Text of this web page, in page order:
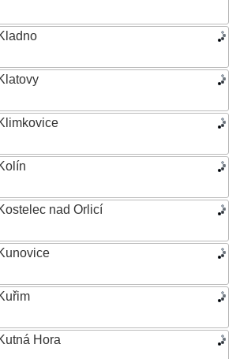
nad Orlicí
Hora